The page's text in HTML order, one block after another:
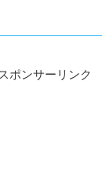
スポンサーリンク